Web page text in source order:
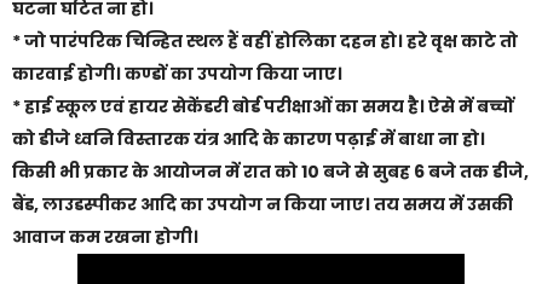
घटना घटित ना हो।
* जो पारंपरिक चिन्हित स्थल हैं वहीं होलिका दहन हो। हरे वृक्ष काटे तो
कारवाई होगी। कण्डों का उपयोग किया जाए।
* हाई स्कूल एवं हायर सेकेंडरी बोर्ड परीक्षाओं का समय है। ऐसे में बच्चों
को डीजे ध्वनि विस्तारक यंत्र आदि के कारण पढ़ाई में बाधा ना हो।
किसी भी प्रकार के आयोजन में रात को 10 बजे से सुबह 6 बजे तक डीजे,
बैंड, लाउडस्पीकर आदि का उपयोग न किया जाए। तय समय में उसकी
आवाज कम रखना होगी।